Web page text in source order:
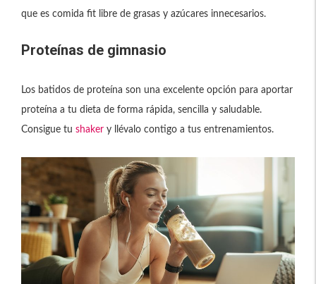
que es comida fit libre de grasas y azúcares innecesarios.
Proteínas de gimnasio
Los batidos de proteína son una excelente opción para aportar
proteína a tu dieta de forma rápida, sencilla y saludable.
Consigue tu shaker y llévalo contigo a tus entrenamientos.